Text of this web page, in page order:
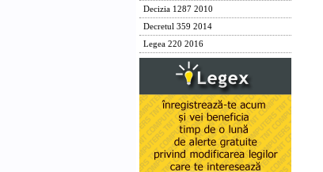
Decizia 1287 2010
Decretul 359 2014
Legea 220 2016